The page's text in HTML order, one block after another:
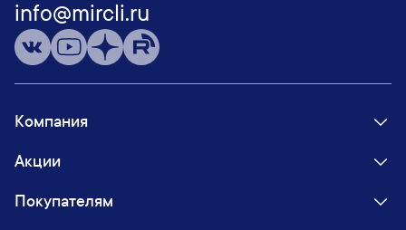
info@mircli.ru
Компания
Акции
Покупателям